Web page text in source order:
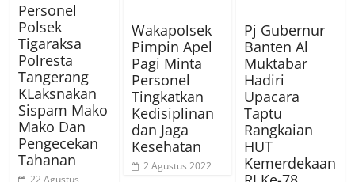
Personel
Polsek
Tigaraksa
Polresta
Tangerang
KLaksnakan
Sispam Mako
Mako Dan
Pengecekan
Tahanan
Wakapolsek
Pimpin Apel
Pagi Minta
Personel
Tingkatkan
Kedisiplinan
dan Jaga
Kesehatan
2 Agustus 2022
Pj Gubernur
Banten Al
Muktabar
Hadiri
Upacara
Taptu
Rangkaian
HUT
Kemerdekaan